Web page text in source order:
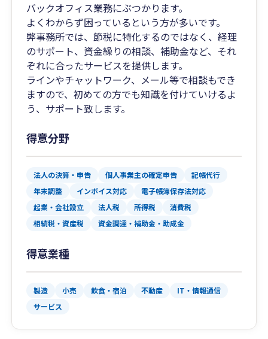
バックオフィス業務にぶつかります。
よくわからず困っているという方が多いです。
弊事務所では、節税に特化するのではなく、経理
のサポート、資金繰りの相談、補助金など、それ
ぞれに合ったサービスを提供します。
ラインやチャットワーク、メール等で相談もでき
ますので、初めての方でも知識を付けていけるよ
う、サポート致します。
得意分野
法人の決算・申告 個人事業主の確定申告
記帳代行
年末調整
インボイス対応
電子帳簿保存法対応
起業・会社設立
法人税 所得税
消費税
相続税・資産税
資金調達・補助金・助成金
得意業種
製造 小売 飲食・宿泊 不動産
IT・情報通信
サービス